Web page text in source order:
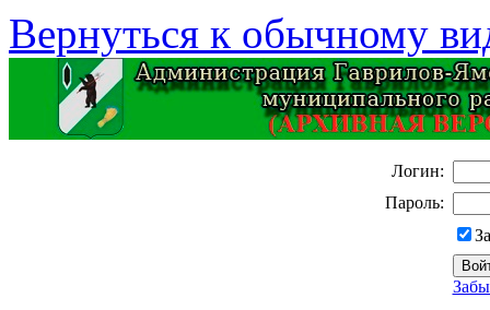
Вернуться к обычному
Логин:
Пароль: